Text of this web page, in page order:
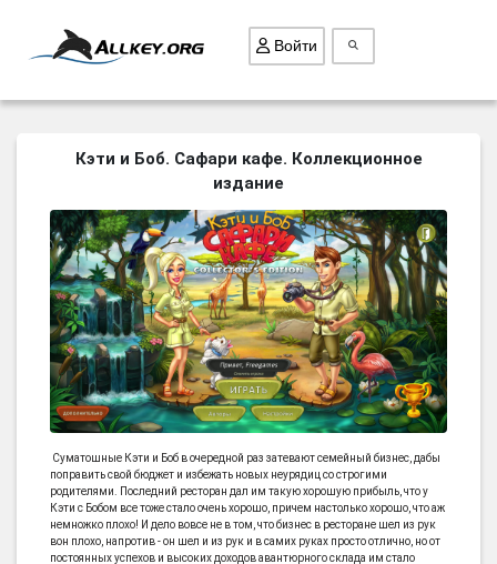
ВСЕ ИГРЫ
ГОЛОВОЛОМКИ
БИЗНЕС
ТРИ-В-РЯД
СТРАТЕГИИ
СТРЕЛЯЛКИ
КВЕСТ
НОВОСТИ
Войти
Кэти и Боб. Сафари кафе. Коллекционное
издание
Суматошные Кэти и Боб в очередной раз затевают семейный бизнес, дабы
поправить свой бюджет и избежать новых неурядиц со строгими
родителями. Последний ресторан дал им такую хорошую прибыль, что у
Кэти с Бобом все тоже стало очень хорошо, причем настолько хорошо, что аж
немножко плохо! И дело вовсе не в том, что бизнес в ресторане шел из рук
вон плохо, напротив - он шел и из рук и в самих руках просто отлично, но от
постоянных успехов и высоких доходов авантюрного склада им стало